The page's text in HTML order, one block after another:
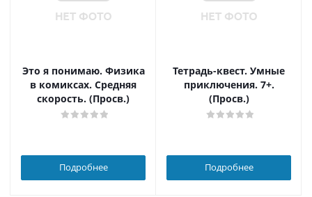
Это я понимаю. Физика
в комиксах. Средняя
скорость. (Просв.)
Подробнее
Тетрадь-квест. Умные
приключения. 7+.
(Просв.)
Подробнее